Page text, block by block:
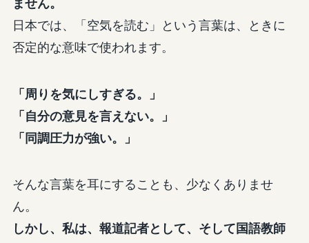
ません。
日本では、「空気を読む」という言葉は、ときに
否定的な意味で使われます。
「周りを気にしすぎる。」
「自分の意見を言えない。」
「同調圧力が強い。」
そんな言葉を耳にすることも、少なくありませ
ん。
しかし、私は、報道記者として、そして国語教師